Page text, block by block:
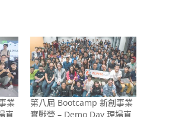
業
直
第八屆 Bootcamp 新創事業
實戰營 – Demo Day 現場直